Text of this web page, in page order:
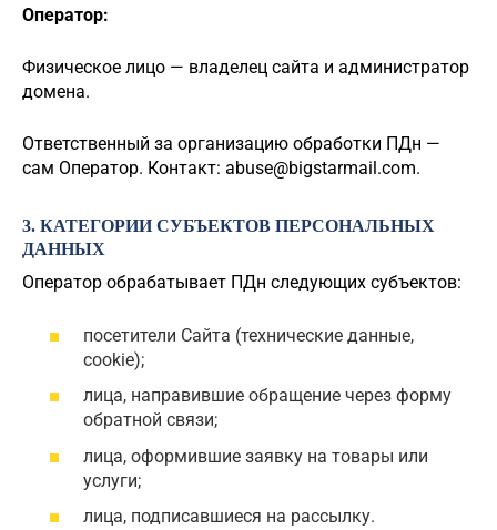
Оператор:
Физическое лицо — владелец сайта и администратор
домена.
Ответственный за организацию обработки ПДн —
сам Оператор. Контакт: abuse@bigstarmail.com.
3. КАТЕГОРИИ СУБЪЕКТОВ ПЕРСОНАЛЬНЫХ
ДАННЫХ
Оператор обрабатывает ПДн следующих субъектов:
посетители Сайта (технические данные,
cookie);
лица, направившие обращение через форму
обратной связи;
лица, оформившие заявку на товары или
услуги;
лица, подписавшиеся на рассылку.